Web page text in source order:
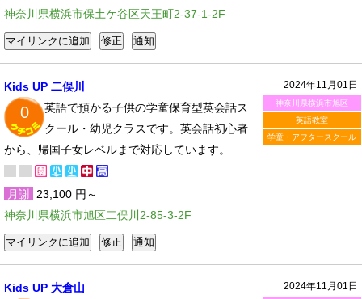
神奈川県横浜市保土ケ谷区天王町2-37-1-2F
2024年11月01日
神奈川県横浜市旭区
英語教室
学童・アフタースクール
Kids UP 二俣川
0
英語で預かる子供の学童保育型英会話ス
クール・幼児クラスです。英会話初心者
から、帰国子女レベルまで対応しています。
月謝 23,100 円～
神奈川県横浜市旭区二俣川2-85-3-2F
2024年11月01日
Kids UP 大倉山